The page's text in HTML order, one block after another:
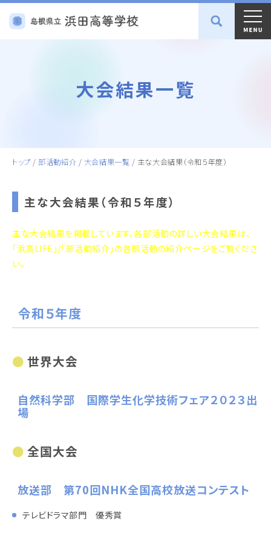
大会結果一覧
トップ /部活動紹介 / 大会結果一覧 / 主な大会結果（令和５年度）
主な大会結果（令和５年度）
主な大会結果を掲載しています。各部活動の詳しい大会結果は、
「浜高LIFE」/「部活動紹介」の各部活動の紹介ページをご覧くださ
い。
令和５年度
世界大会
自然科学部 国際学生化学技術フェア２０２３出
場
全国大会
放送部 第70回NHK全国高校放送コンテスト
テレビドラマ部門 優秀賞